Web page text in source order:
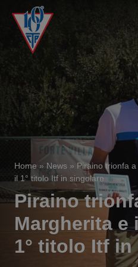
Home » News » Piraino trionfa
il 1° titolo Itf in singolare
Piraino
Margherita e
1° titolo Itf